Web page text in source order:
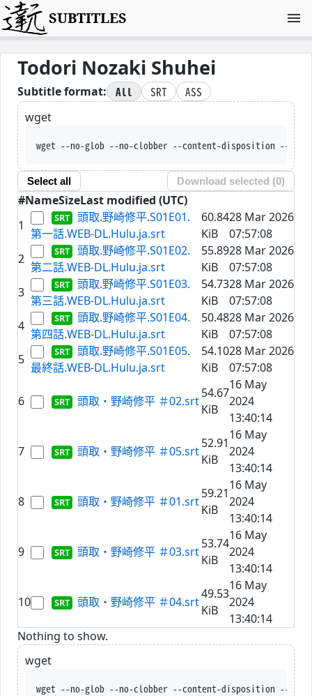
SUBTITLES
Todori Nozaki Shuhei
Subtitle format: All SRT
ASS
wget
wget --no-glob --no-clobber --content-disposition --trust-server-
Select all Download selected (0)
#NameSizeLast modified (UTC)
1
頭取.野崎修平.S01E01.
第一話.WEB-DL.Hulu.ja.srt
60.84
KiB
28 Mar 2026
07:57:08
2
頭取.野崎修平.S01E02.
第二話.WEB-DL.Hulu.ja.srt
55.89
KiB
28 Mar 2026
07:57:08
3
頭取.野崎修平.S01E03.
第三話.WEB-DL.Hulu.ja.srt
54.73
KiB
28 Mar 2026
07:57:08
4
頭取.野崎修平.S01E04.
第四話.WEB-DL.Hulu.ja.srt
50.48
KiB
28 Mar 2026
07:57:08
5
頭取.野崎修平.S01E05.
最終話.WEB-DL.Hulu.ja.srt
54.10
KiB
28 Mar 2026
07:57:08
6 頭取・野崎修平 ＃02.srt
54.67
KiB
16 May
2024
13:40:14
7 頭取・野崎修平 ＃05.srt
52.91
KiB
16 May
2024
13:40:14
8 頭取・野崎修平 ＃01.srt
59.21
KiB
16 May
2024
13:40:14
9 頭取・野崎修平 ＃03.srt
53.74
KiB
16 May
2024
13:40:14
10 頭取・野崎修平 ＃04.srt
49.53
KiB
16 May
2024
13:40:14
Nothing to show.
wget
wget --no-glob --no-clobber --content-disposition --trust-server-